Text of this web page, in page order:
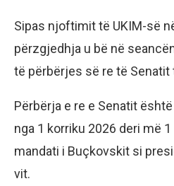
Sipas njoftimit të UKIM-së
përzgjedhja u bë në
të përbërjes së re të Senatit
Përbërja e re e Senatit
nga 1 korriku 2026 deri më
mandati i Buçkovskit si
vit.